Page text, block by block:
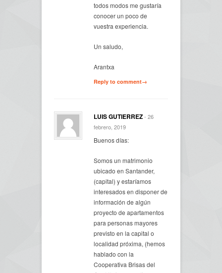
todos modos me gustaría
conocer un poco de
vuestra experiencia.
Un saludo,
Arantxa
Reply to comment→
LUIS GUTIERREZ- 26
febrero, 2019
Buenos días:
Somos un matrimonio
ubicado en Santander,
(capital) y estaríamos
interesados en disponer de
información de algún
proyecto de apartamentos
para personas mayores
previsto en la capital o
localidad próxima, (hemos
hablado con la
Cooperativa Brisas del